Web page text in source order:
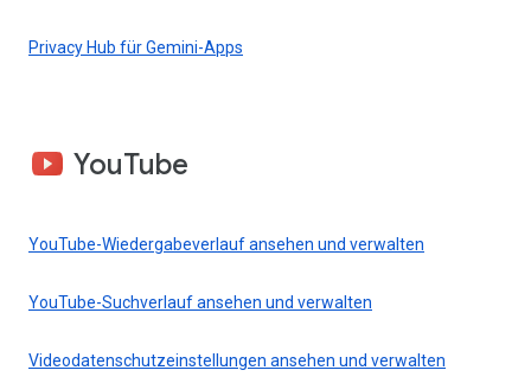
Privacy Hub für Gemini-Apps
YouTube
YouTube-Wiedergabeverlauf ansehen und verwalten
YouTube-Suchverlauf ansehen und verwalten
Videodatenschutzeinstellungen ansehen und verwalten